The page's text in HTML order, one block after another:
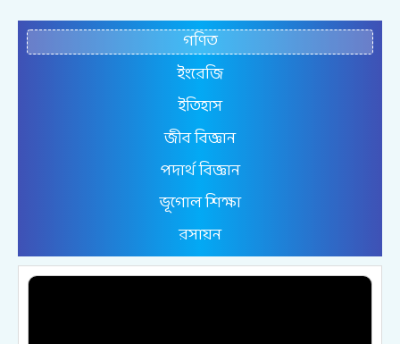
গণিত
ইংরেজি
ইতিহাস
জীব বিজ্ঞান
পদার্থ বিজ্ঞান
ভূগোল শিক্ষা
রসায়ন